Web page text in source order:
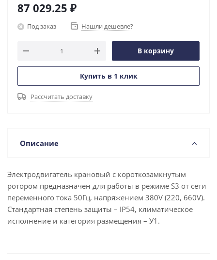
87 029.25 ₽
Под заказ Нашли дешевле?
В корзину
Купить в 1 клик
Рассчитать доставку
Описание
Электродвигатель крановый с короткозамкнутым
ротором предназначен для работы в режиме S3 от сети
переменного тока 50Гц, напряжением 380V (220, 660V).
Стандартная степень защиты – IP54, климатическое
исполнение и категория размещения – У1.